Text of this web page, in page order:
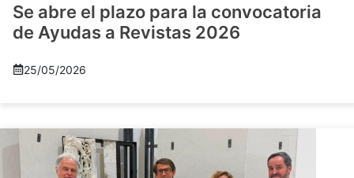
Se abre el plazo para la convocatoria
de Ayudas a Revistas 2026
25/05/2026